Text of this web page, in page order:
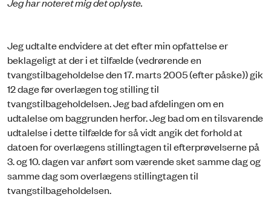
Jeg udtalte endvidere at det efter min opfattelse er
beklageligt at der i et tilfælde (vedrørende en
tvangstilbageholdelse den 17. marts 2005 (efter påske)) gik
12 dage før overlægen tog stilling til
tvangstilbageholdelsen. Jeg bad afdelingen om en
udtalelse om baggrunden herfor. Jeg bad om en tilsvarende
udtalelse i dette tilfælde for så vidt angik det forhold at
datoen for overlægens stillingtagen til efterprøvelserne på
3. og 10. dagen var anført som værende sket samme dag og
samme dag som overlægens stillingtagen til
tvangstilbageholdelsen.